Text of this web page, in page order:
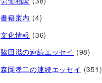
書籍案内 (4)
文化情報 (36)
脇田滋の連続エッセイ (98)
森岡孝二の連続エッセイ (351)